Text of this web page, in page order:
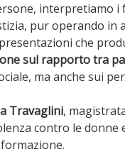
interpretiamo
pur operando
che
sul rapporto tra
ma anche sui
Travaglini,
contro le donne